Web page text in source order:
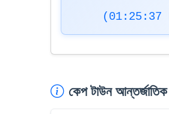
(01:25:38
কেপ টাউন আন্তর্জাতিক